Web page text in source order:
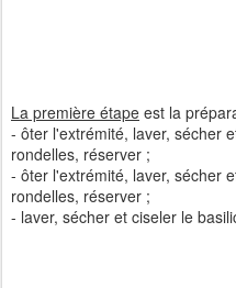
La première étape est la
- ôter l'extrémité, laver, sécher
rondelles, réserver ;
- ôter l'extrémité, laver, sécher
rondelles, réserver ;
- laver, sécher et ciseler le